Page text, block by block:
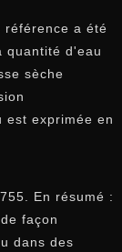
référence a été
d'eau
sèche
est exprimée en
En résumé :
façon
dans des